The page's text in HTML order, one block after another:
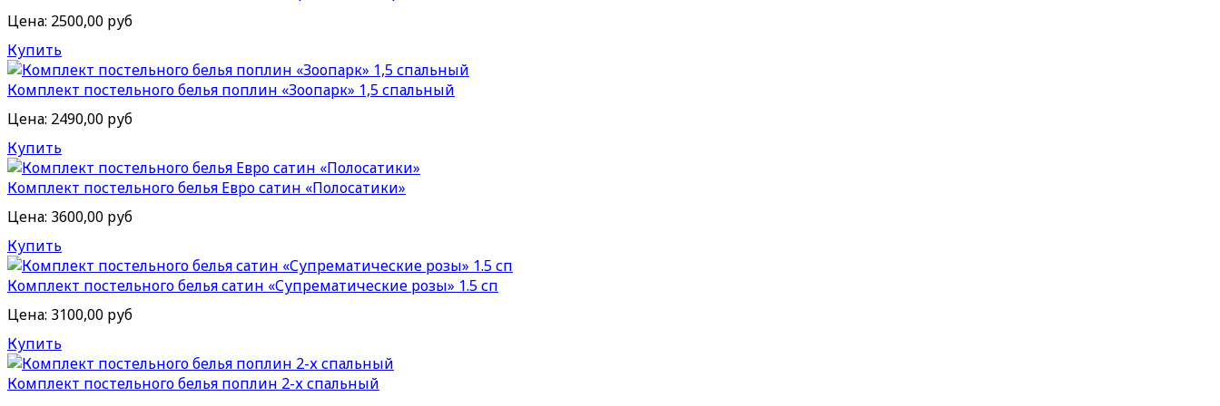
Цена: 2500,00 руб
Купить
Комплект постельного белья поплин «Зоопарк» 1,5 спальный
Цена: 2490,00 руб
Купить
Комплект постельного белья Евро сатин «Полосатики»
Цена: 3600,00 руб
Купить
Комплект постельного белья сатин «Супрематические розы» 1.5 сп
Цена: 3100,00 руб
Купить
Комплект постельного белья поплин 2-х спальный